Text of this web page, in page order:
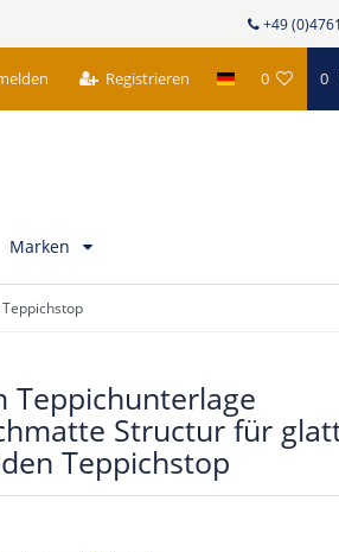
+49
Registrieren 0 0
Marken
Teppichunterlage
Structur für
Teppichstop